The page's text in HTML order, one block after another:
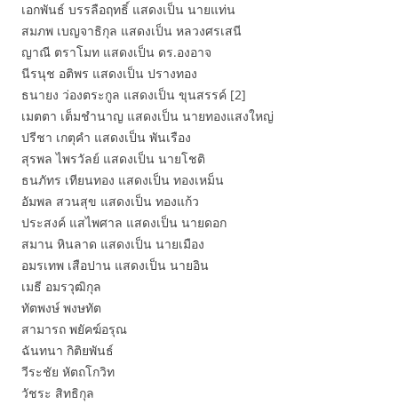
เอกพันธ์ บรรลือฤทธิ์ แสดงเป็น นายแท่น
สมภพ เบญจาธิกุล แสดงเป็น หลวงศรเสนี
ญาณี ตราโมท แสดงเป็น ดร.องอาจ
นีรนุช อติพร แสดงเป็น ปรางทอง
ธนายง ว่องตระกูล แสดงเป็น ขุนสรรค์ [2]
เมตตา เต็มชำนาญ แสดงเป็น นายทองแสงใหญ่
ปรีชา เกตุคำ แสดงเป็น พันเรือง
สุรพล ไพรวัลย์ แสดงเป็น นายโชติ
ธนภัทร เทียนทอง แสดงเป็น ทองเหม็น
อัมพล สวนสุข แสดงเป็น ทองแก้ว
ประสงค์ แสไพศาล แสดงเป็น นายดอก
สมาน หินลาด แสดงเป็น นายเมือง
อมรเทพ เสือปาน แสดงเป็น นายอิน
เมธี อมรวุฒิกุล
ทัตพงษ์ พงษทัต
สามารถ พยัคฆ์อรุณ
ฉันทนา กิติยพันธ์
วีระชัย หัตถโกวิท
วัชระ สิทธิกุล